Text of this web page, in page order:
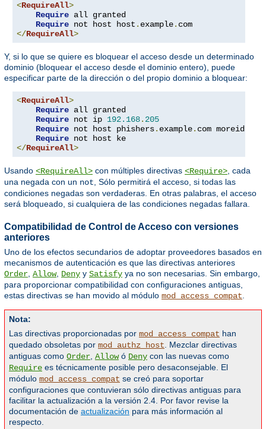
<RequireAll>
Require all granted
Require not host host . example.
</RequireAll>
Y, si lo que se quiere es bloquear el acceso desde un determinado
dominio (bloquear el acceso desde el dominio entero), puede
especificar parte de la dirección o del propio dominio a bloquear:
<RequireAll>
Require all granted
Require not ip 192.168. 205
Require not host phishers. example. com moreidiots
Require
</RequireAll>
Usando <RequireAll> con múltiples directivas <Require> , cada
una negada con un not , Sólo permitirá el acceso, si todas las
condiciones negadas son verdaderas. En otras palabras, el acceso
será bloqueado, si cualquiera de las condiciones negadas fallara.
Compatibilidad de Control de Acceso con versiones
anteriores
Uno de los efectos secundarios de adoptar proveedores basados en
mecanismos de autenticación es que las directivas anteriores
Order, Allow, Deny y Satisfy ya no son necesarias. Sin embargo,
para proporcionar compatibilidad con configuraciones antiguas,
estas directivas se han movido al módulo mod_access_compat.
Nota:
Las directivas proporcionadas por mod_access_compat han
quedado obsoletas por mod_authz_host. Mezclar directivas
antiguas como Order, Allowó Deny con las nuevas como
Require es técnicamente posible pero desaconsejable. El
módulo mod_access_compat se creó para soportar
configuraciones que contuvieran sólo directivas antiguas para
facilitar la actualización a la versión 2.4. Por favor revise la
documentación de actualización para más información al
respecto.